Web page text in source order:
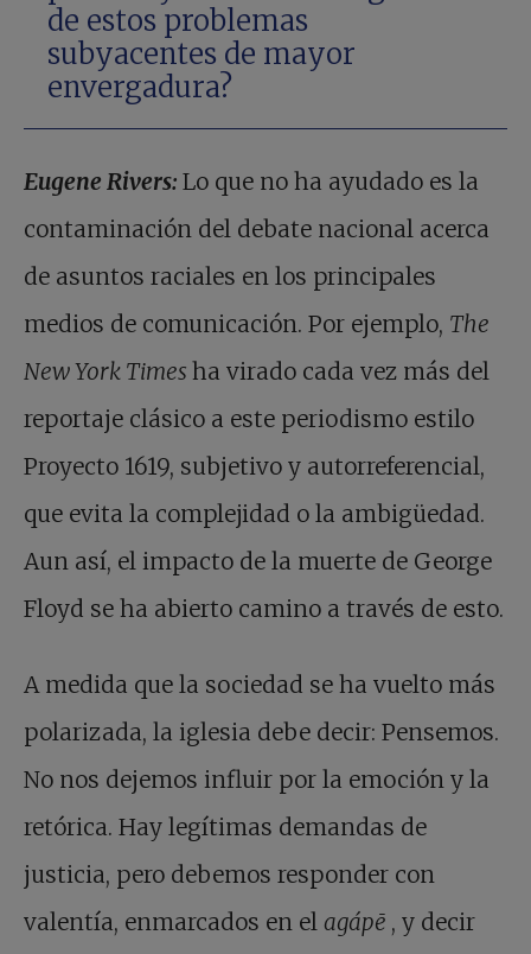
de estos problemas
subyacentes de mayor
envergadura?
Eugene Rivers: Lo que no ha ayudado es la
contaminación del debate nacional acerca
de asuntos raciales en los principales
medios de comunicación. Por ejemplo, The
New York Times ha virado cada vez más del
reportaje clásico a este periodismo estilo
Proyecto 1619, subjetivo y autorreferencial,
que evita la complejidad o la ambigüedad.
Aun así, el impacto de la muerte de George
Floyd se ha abierto camino a través de esto.
A medida que la sociedad se ha vuelto más
polarizada, la iglesia debe decir: Pensemos.
No nos dejemos influir por la emoción y la
retórica. Hay legítimas demandas de
justicia, pero debemos responder con
valentía, enmarcados en el agápē , y decir